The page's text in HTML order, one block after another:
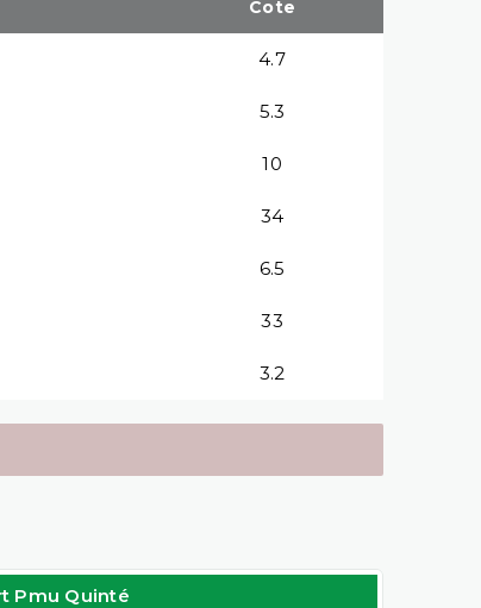
Cote
4.7
5.3
10
34
6.5
33
3.2
Pmu Quinté